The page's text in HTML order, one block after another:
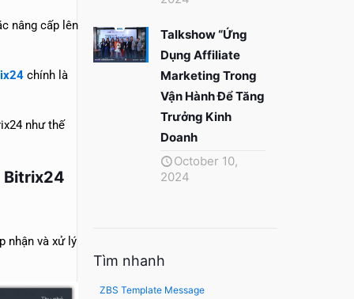
nâng cấp lên
chính là
như thế
Bitrix24
nhận và xử lý
Talkshow “Ứng
Dụng Affiliate
Marketing Trong
Vận Hành Để Tăng
Trưởng Kinh
Doanh
October 10,
2024
Tìm nhanh
ZBS Template Message